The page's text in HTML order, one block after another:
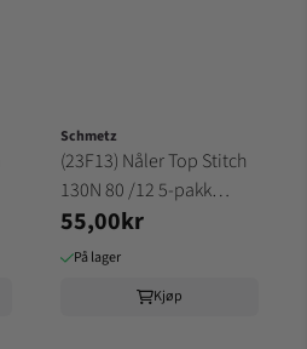
Schmetz
(23F13) Nåler Top Stitch
130N 80 /12 5-pakk
SCHMETZ
55,00kr
På lager
Kjøp